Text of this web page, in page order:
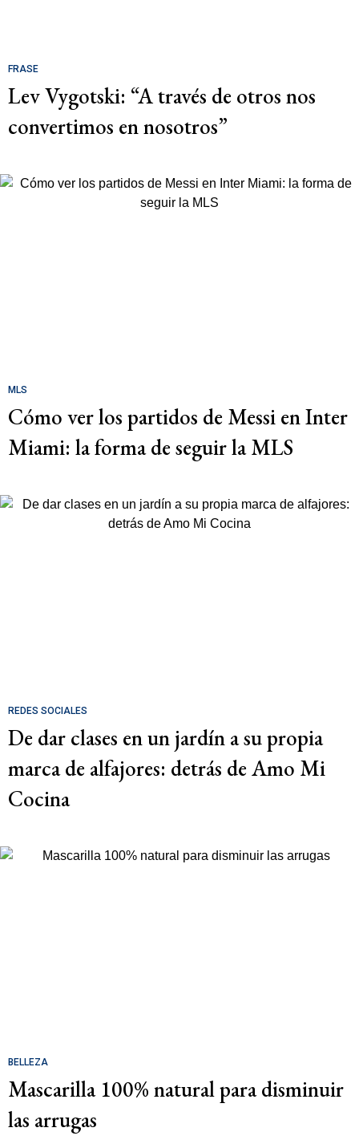
FRASE
Lev Vygotski: “A través de otros nos
convertimos en nosotros”
MLS
Cómo ver los partidos de Messi en Inter
Miami: la forma de seguir la MLS
REDES SOCIALES
De dar clases en un jardín a su propia
marca de alfajores: detrás de Amo Mi
Cocina
BELLEZA
Mascarilla 100% natural para disminuir
las arrugas